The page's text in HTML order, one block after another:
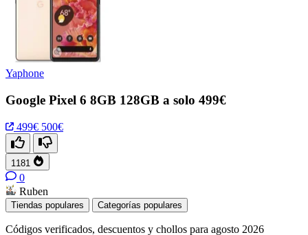
Yaphone
Google Pixel 6 8GB 128GB a solo 499€
499€ 500€
1181
0
Ruben
Tiendas populares Categorías populares
Códigos verificados, descuentos y chollos para agosto 2026